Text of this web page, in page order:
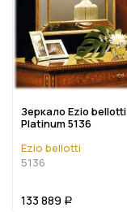
Зеркало Ezio bellotti
Platinum 5136
Ezio bellotti
5136
133 889 Р